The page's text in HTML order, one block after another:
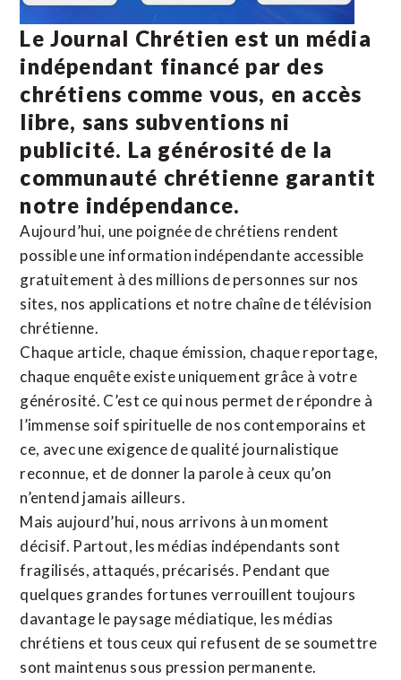
Le Journal Chrétien est un média
indépendant financé par des
chrétiens comme vous, en accès
libre, sans subventions ni
publicité. La générosité de la
communauté chrétienne garantit
notre indépendance.
Aujourd’hui, une poignée de chrétiens rendent
possible une information indépendante accessible
gratuitement à des millions de personnes sur nos
sites, nos applications et notre chaîne de télévision
chrétienne.
Chaque article, chaque émission, chaque reportage,
chaque enquête existe uniquement grâce à votre
générosité. C’est ce qui nous permet de répondre à
l’immense soif spirituelle de nos contemporains et
ce, avec une exigence de qualité journalistique
reconnue, et de donner la parole à ceux qu’on
n’entend jamais ailleurs.
Mais aujourd’hui, nous arrivons à un moment
décisif. Partout, les médias indépendants sont
fragilisés, attaqués, précarisés. Pendant que
quelques grandes fortunes verrouillent toujours
davantage le paysage médiatique, les médias
chrétiens et tous ceux qui refusent de se soumettre
sont maintenus sous pression permanente.